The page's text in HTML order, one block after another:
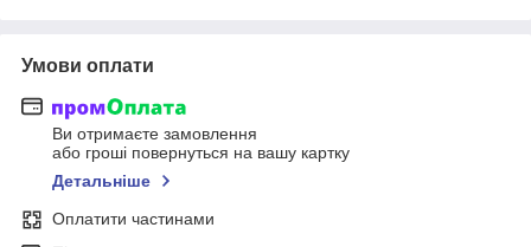
Умови оплати
Ви отримаєте замовлення
або гроші повернуться на вашу картку
Детальніше
Оплатити частинами